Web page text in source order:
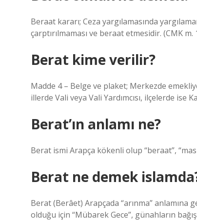
Beraat kararı; Ceza yargılamasında
çarptırılmaması ve beraat etmesidir. (CMK m.
Berat kime verilir?
Madde 4 – Belge ve plaket; Merkezde
illerde Vali veya Vali Yardımcısı, ilçelerde ise
Berat’ın anlamı ne?
Berat ismi Arapça kökenli olup “beraat”,
Berat ne demek
Berat (Berâet) Arapçada “arınma”
olduğu için “Mübarek Gece”, günahların